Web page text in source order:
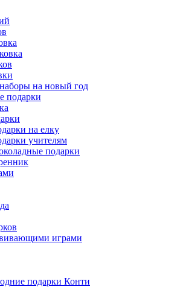
на новый год
подарки
на елку
учителям
подарки
играми
подарки Конти